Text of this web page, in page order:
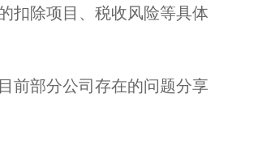
扣除项目、税收风险等具体
前部分公司存在的问题分享